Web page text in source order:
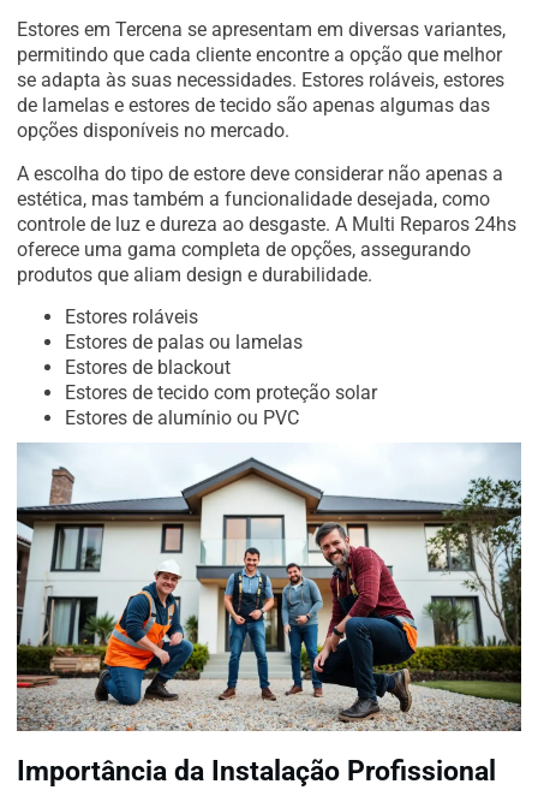
Estores em Tercena se apresentam em diversas variantes,
permitindo que cada cliente encontre a opção que melhor
se adapta às suas necessidades. Estores roláveis, estores
de lamelas e estores de tecido são apenas algumas das
opções disponíveis no mercado.
A escolha do tipo de estore deve considerar não apenas a
estética, mas também a funcionalidade desejada, como
controle de luz e dureza ao desgaste. A Multi Reparos 24hs
oferece uma gama completa de opções, assegurando
produtos que aliam design e durabilidade.
Estores roláveis
Estores de palas ou lamelas
Estores de blackout
Estores de tecido com proteção solar
Estores de alumínio ou PVC
Importância da Instalação Profissional